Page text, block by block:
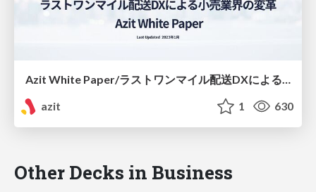
azit
1 630
Other Decks in Business